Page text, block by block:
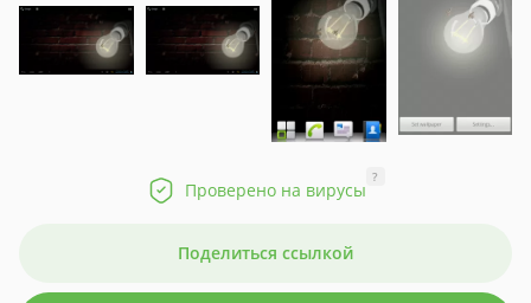
Проверено на вирусы
?
Поделиться ссылкой